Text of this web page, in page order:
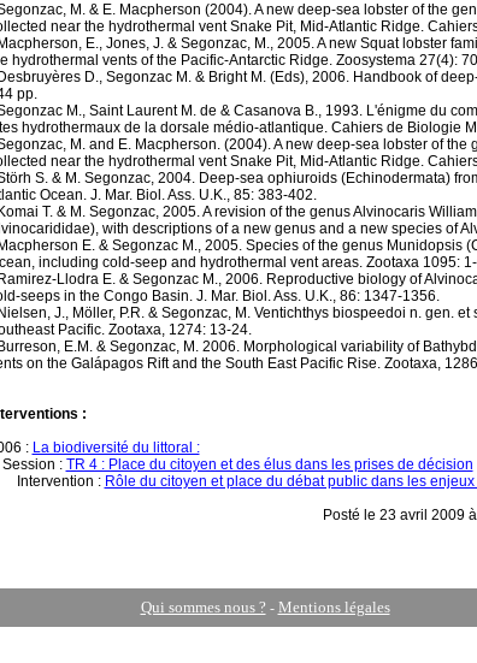
M. & E. Macpherson (2004). A new deep-sea lobster of the
near the hydrothermal vent Snake Pit, Mid-Atlantic Ridge.
E., Jones, J. & Segonzac, M., 2005. A new Squat lobster
hydrothermal vents of the Pacific-Antarctic Ridge. Zoosystema 27(4):
D., Segonzac M. & Bright M. (Eds), 2006. Handbook of
pp.
M., Saint Laurent M. de & Casanova B., 1993. L'énigme du
hydrothermaux de la dorsale médio-atlantique. Cahiers de Biologie
M. and E. Macpherson. (2004). A new deep-sea lobster of
near the hydrothermal vent Snake Pit, Mid-Atlantic Ridge.
S. & M. Segonzac, 2004. Deep-sea ophiuroids (Echinodermata)
Ocean. J. Mar. Biol. Ass. U.K., 85: 383-402.
T. & M. Segonzac, 2005. A revision of the genus Alvinocaris
with descriptions of a new genus and a new species of
E. & Segonzac M., 2005. Species of the genus Munidopsis
including cold-seep and hydrothermal vent areas. Zootaxa 1095:
Llodra E. & Segonzac M., 2006. Reproductive biology of
seeps in the Congo Basin. J. Mar. Biol. Ass. U.K., 86: 1347-1356.
J., Möller, P.R. & Segonzac, M. Ventichthys biospeedoi n. gen.
Pacific. Zootaxa, 1274: 13-24.
E.M. & Segonzac, M. 2006. Morphological variability of
on the Galápagos Rift and the South East Pacific Rise. Zootaxa,
:
: La biodiversité du littoral :
: TR 4 : Place du citoyen et des élus dans les prises de décision
: Rôle du citoyen et place du débat public dans les
Posté le 23 avril 2009
Qui sommes nous ? - Mentions légales